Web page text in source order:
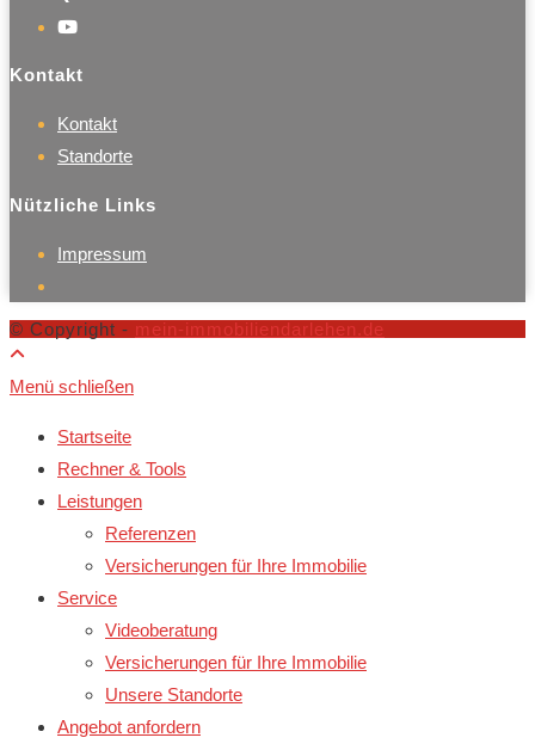
a
in
tab
Opens
new
tab
Kontakt
Kontakt
Standorte
Nützliche Links
Impressum
© Copyright - mein-immobiliendarlehen.de
Menü schließen
Startseite
Rechner & Tools
Leistungen
Referenzen
Versicherungen für Ihre Immobilie
Service
Videoberatung
Versicherungen für Ihre Immobilie
Unsere Standorte
Angebot anfordern